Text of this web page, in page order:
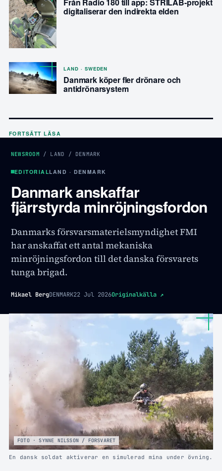
digitaliserar den indirekta elden
LAND · SWEDEN
Danmark köper fler drönare och
antidrönarsystem
FORTSÄTT LÄSA
NEWSROOM / LAND / DENMARK
EDITORIALLAND · DENMARK
Danmark anskaffar
fjärrstyrda minröjningsfordon
Danmarks försvarsmaterielsmyndighet FMI
har anskaffat ett antal mekaniska
minröjningsfordon till det danska försvarets
tunga brigad.
Mikael BergDENMARK22 Jul 2026Originalkälla ↗
FOTO · SYNNE NILSSON / FORSVARET
En dansk soldat aktiverar en simulerad mina under övning.